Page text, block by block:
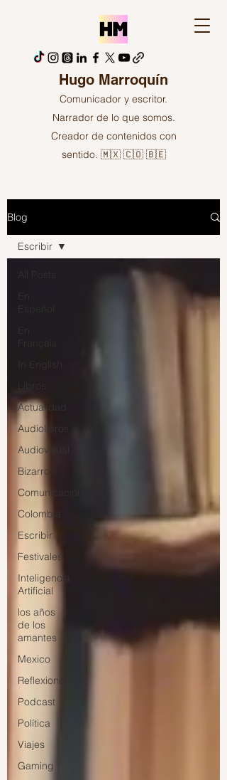
Hugo Marroquín
Comunicador y escritor.
Narrador de lo que somos.
Creador de contenidos con
sentido. 🇲🇽 🇨🇴 🇧🇪
Blog
En
In English
Actualidad
Audiolibros
Audiovisual
Bizarro
Comunicación
Colombia
Escribir
Festivales
Inteligencia
Artificial
los años
de los
amantes
Mexico
Reflexiones
Podcast
Política
Viajes
Gaming
Escribir